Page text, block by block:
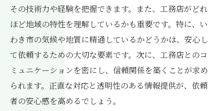
その技術力や経験を把握できます。また、工務店がどれ
ほど地域の特性を理解しているかも重要です。特に、い
わき市の気候や地質に精通しているかどうかは、安心し
て依頼するための大切な要素です。次に、工務店とのコ
ミュニケーションを密にし、信頼関係を築くことが求め
られます。正直な対応と透明性のある情報提供が、依頼
者の安心感を高めるでしょう。